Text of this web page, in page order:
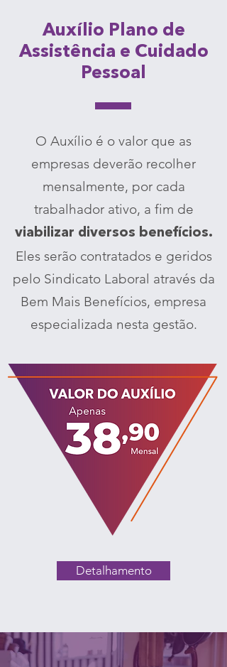
Auxílio Plano de
Assistência e Cuidado
Pessoal
O Auxílio é o valor que as
empresas deverão recolher
mensalmente, por cada
trabalhador ativo, a fim de
viabilizar diversos benefícios.
Eles serão contratados e geridos
pelo Sindicato Laboral através da
Bem Mais Benefícios, empresa
especializada nesta gestão.
Detalhamento